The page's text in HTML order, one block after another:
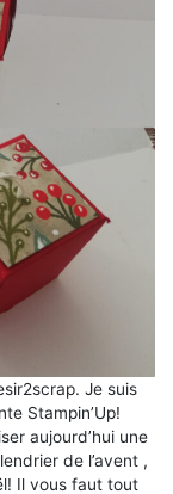
Je suis
Stampin’Up!
aujourd’hui une
de l’avent ,
Il vous faut tout